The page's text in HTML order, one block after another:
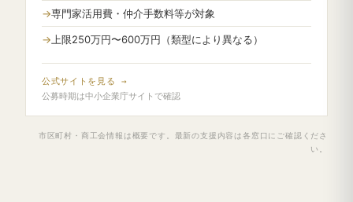
専門家活用費・仲介手数料等が対象
上限250万円〜600万円（類型により異なる）
公式サイトを見る →
公募時期は中小企業庁サイトで確認
市区町村・商工会情報は概要です。最新の支援内容は各窓口にご確認くださ
い。